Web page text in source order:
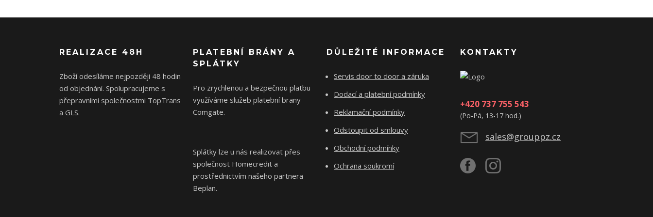
REALIZACE 48H
Zboží odesíláme nejpozději 48 hodin
od objednání. Spolupracujeme s
přepravními společnostmi TopTrans
a GLS.
PLATEBNÍ BRÁNY A
SPLÁTKY
Pro zrychlenou a bezpečnou platbu
využíváme služeb platební brany
Comgate.
Splátky lze u nás realizovat přes
společnost Homecredit a
prostřednictvím našeho partnera
Beplan.
DŮLEŽITÉ INFORMACE
Servis door to door a záruka
Dodací a platební podmínky
Reklamační podmínky
Odstoupit od smlouvy
Obchodní podmínky
Ochrana soukromí
KONTAKTY
+420 737 755 543
(Po-Pá, 13-17 hod.)
sales@grouppz.cz